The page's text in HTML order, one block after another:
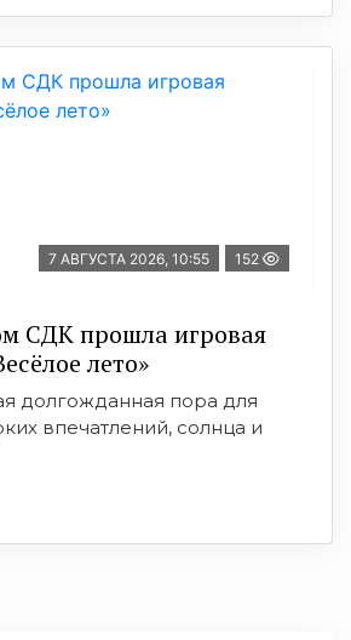
7 АВГУСТА 2026, 10:55 152
СДК прошла игровая
лето»
долгожданная пора для
впечатлений, солнца и